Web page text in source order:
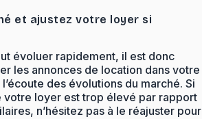
et ajustez votre loyer si
évoluer rapidement, il est donc
les annonces de location dans votre
des évolutions du marché. Si
votre loyer est trop élevé par rapport
n’hésitez pas à le réajuster pour